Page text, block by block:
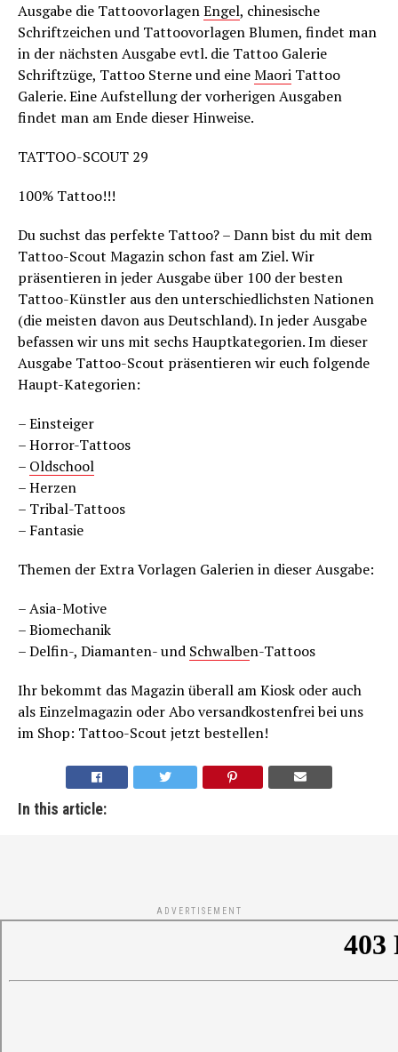
Ausgabe die TattoovorlagenEngel, chinesische
Schriftzeichen und Tattoovorlagen Blumen, findet man
in der nächsten Ausgabe evtl. die Tattoo Galerie
Schriftzüge, Tattoo Sterne und eineMaori Tattoo
Galerie. Eine Aufstellung der vorherigen Ausgaben
findet man am Ende dieser Hinweise.
TATTOO-SCOUT 29
100% Tattoo!!!
Du suchst das perfekte Tattoo? – Dann bist du mit dem
Tattoo-Scout Magazin schon fast am Ziel. Wir
präsentieren in jeder Ausgabe über 100 der besten
Tattoo-Künstler aus den unterschiedlichsten Nationen
(die meisten davon aus Deutschland). In jeder Ausgabe
befassen wir uns mit sechs Hauptkategorien. Im dieser
Ausgabe Tattoo-Scout präsentieren wir euch folgende
Haupt-Kategorien:
– Einsteiger
– Horror-Tattoos
– Oldschool
– Herzen
– Tribal-Tattoos
– Fantasie
Themen der Extra Vorlagen Galerien in dieser Ausgabe:
– Asia-Motive
– Biomechanik
– Delfin-, Diamanten- und Schwalben-Tattoos
Ihr bekommt das Magazin überall am Kiosk oder auch
als Einzelmagazin oder Abo versandkostenfrei bei uns
im Shop: Tattoo-Scout jetzt bestellen!
In this article:
ADVERTISEMENT